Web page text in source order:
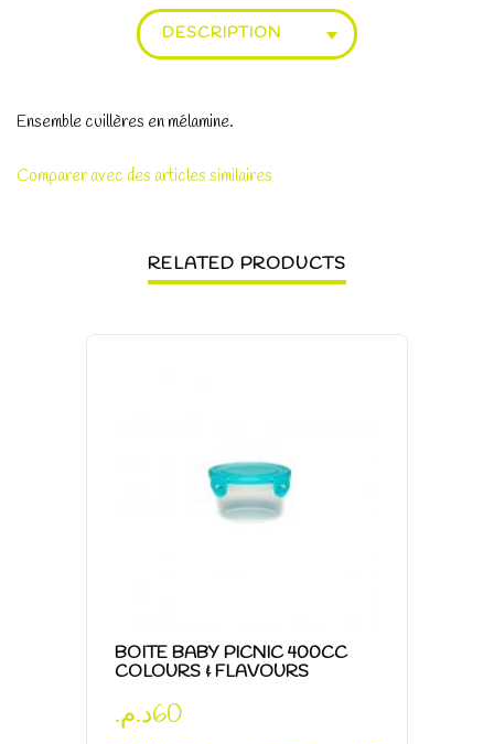
DESCRIPTION
Ensemble cuillères en mélamine.
Comparer avec des articles similaires
RELATED PRODUCTS
BOITE BABY PICNIC 400CC
COLOURS & FLAVOURS
60د.م.